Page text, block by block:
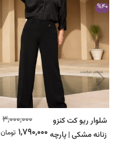
شلوار ریو کت کنزو
زنانه مشکی | پارچه
3,000,000
%40
1,790,000 تومان